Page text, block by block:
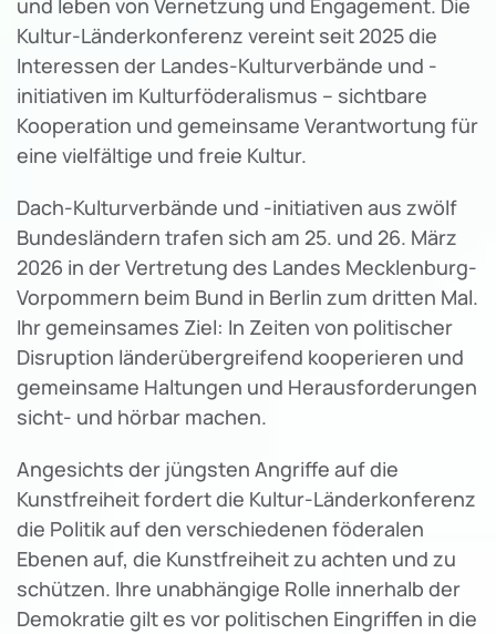
und leben von Vernetzung und Engagement. Die
Kultur-Länderkonferenz vereint seit 2025 die
Interessen der Landes-Kulturverbände und -
initiativen im Kulturföderalismus – sichtbare
Kooperation und gemeinsame Verantwortung für
eine vielfältige und freie Kultur.
Dach-Kulturverbände und -initiativen aus zwölf
Bundesländern trafen sich am 25. und 26. März
2026 in der Vertretung des Landes Mecklenburg-
Vorpommern beim Bund in Berlin zum dritten Mal.
Ihr gemeinsames Ziel: In Zeiten von politischer
Disruption länderübergreifend kooperieren und
gemeinsame Haltungen und Herausforderungen
sicht- und hörbar machen.
Angesichts der jüngsten Angriffe auf die
Kunstfreiheit fordert die Kultur-Länderkonferenz
die Politik auf den verschiedenen föderalen
Ebenen auf, die Kunstfreiheit zu achten und zu
schützen. Ihre unabhängige Rolle innerhalb der
Demokratie gilt es vor politischen Eingriffen in die